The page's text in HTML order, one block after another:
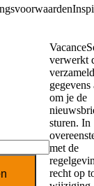
verwerkt
gegevens
om je de
sturen. In
met de
recht op